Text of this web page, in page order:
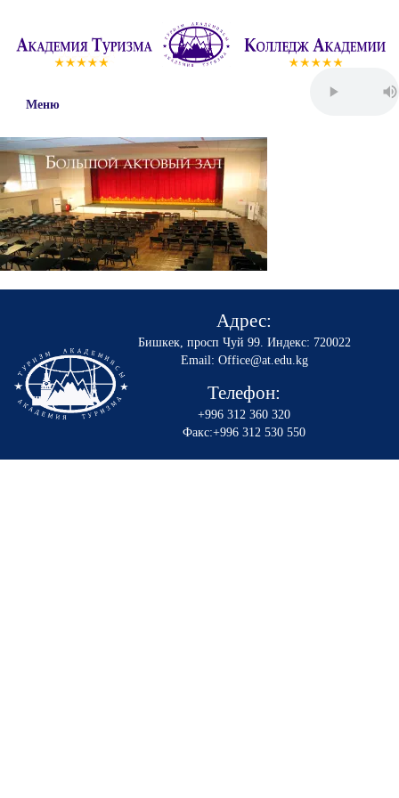
Меню
Адрес:
Бишкек, просп Чуй 99. Индекс: 720022
Email: Office@at.edu.kg
Телефон:
+996 312 360 320
Факс:+996 312 530 550